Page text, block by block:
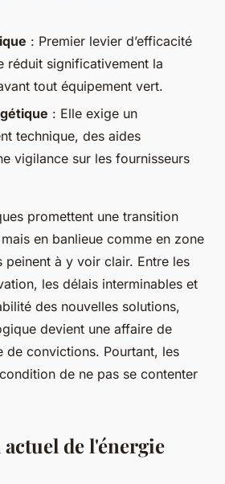
: Premier levier d’efficacité
réduit significativement la
tout équipement vert.
: Elle exige un
technique, des aides
vigilance sur les fournisseurs
promettent une transition
en banlieue comme en zone
peinent à y voir clair. Entre les
les délais interminables et
des nouvelles solutions,
devient une affaire de
de convictions. Pourtant, les
de ne pas se contenter
de l'énergie